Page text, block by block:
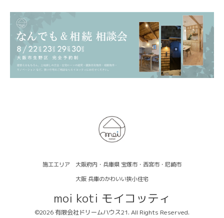
施工エリア 大阪府内・兵庫県 宝塚市・西宮市・尼崎市
大阪 兵庫のかわいい狭小住宅
moi koti モイコッティ
©2026有限会社ドリームハウス21. All Rights Reserved.